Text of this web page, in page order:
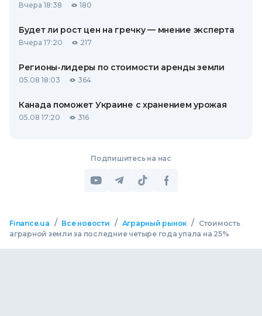
Вчера 18:38 180
Будет ли рост цен на гречку — мнение эксперта
Вчера 17:20 217
Регионы-лидеры по стоимости аренды земли
05.08 18:03 364
Канада поможет Украине с хранением урожая
05.08 17:20 316
Подпишитесь на нас
Finance.ua / Все новости / Аграрный рынок /
Стоимость
аграрной земли за последние четыре года упала на 25%